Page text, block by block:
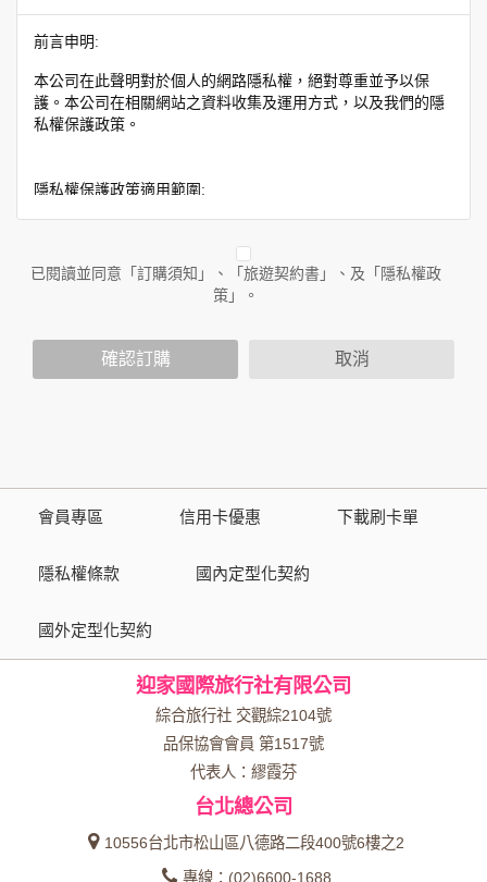
前言申明:
本公司在此聲明對於個人的網路隱私權，絕對尊重並予以保
護。本公司在相關網站之資料收集及運用方式，以及我們的隱
私權保護政策。
隱私權保護政策適用範圍:
務時收集到的身份識別資料，也包括本公司如何處理在商業合
作與本公司合作時分享的任何身份識別資料。隱私權保護政策
不適用於本公司以外的公司或網站群，與非本站所僱用或管理
放連結的廠商也可能蒐集您個人的資料。對於您主動提供的個
人資訊，這些廣告廠商或連結網站有其個別的隱私權保護政
策，其資料處理措施不適用於本公司隱私權保護政策。
資料的蒐集與使用方式:
為了在本網站提供您最佳的互動性服務，可能會請您提供相關
本網站在您使用服務信箱、問卷調查等互動性功能時，會保留
於一般瀏覽時，伺服器會自行記錄相關行徑，包括您使用連線
設備的 IP 位址、使用時間、使用的瀏覽器、瀏覽及點選資料記
錄等，做為我們增進網站服務的參考依據，此記錄為內部應
用，決不對外公布。
為提供精確的服務，我們會將收集的問卷調查內容進行統計與
分析，分析結果之統計數據或說明文字呈現，除供內部研究
外，我們會視需要公佈統計數據及說明文字，但不涉及特定個
已閱讀並同意「訂購須知」、「旅遊契約書」、及「隱私權政
策」。
確認訂購 取消
會員專區 信用卡優惠 下載刷卡單
隱私權條款 國內定型化契約
國外定型化契約
迎家國際旅行社有限公司
綜合旅行社 交觀綜2104號
品保協會會員 第1517號
代表人：繆霞芬
台北總公司
10556台北市松山區八德路二段400號6樓之2
專線：(02)6600-1688